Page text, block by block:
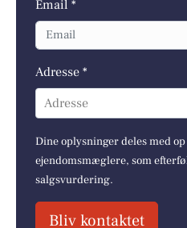
Email *
Adresse *
Adresse
Dine oplysninger deles med
ejendomsmæglere, som
salgsvurdering.
Bliv kontaktet